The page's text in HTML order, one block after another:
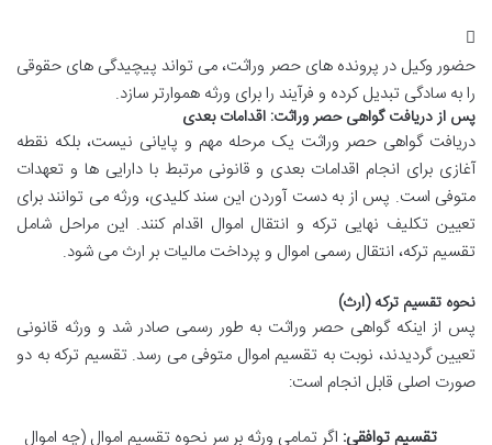
حضور وکیل در پرونده های حصر وراثت، می تواند پیچیدگی های حقوقی
را به سادگی تبدیل کرده و فرآیند را برای ورثه هموارتر سازد.
پس از دریافت گواهی حصر وراثت: اقدامات بعدی
دریافت گواهی حصر وراثت یک مرحله مهم و پایانی نیست، بلکه نقطه
آغازی برای انجام اقدامات بعدی و قانونی مرتبط با دارایی ها و تعهدات
متوفی است. پس از به دست آوردن این سند کلیدی، ورثه می توانند برای
تعیین تکلیف نهایی ترکه و انتقال اموال اقدام کنند. این مراحل شامل
تقسیم ترکه، انتقال رسمی اموال و پرداخت مالیات بر ارث می شود.
نحوه تقسیم ترکه (ارث)
پس از اینکه گواهی حصر وراثت به طور رسمی صادر شد و ورثه قانونی
تعیین گردیدند، نوبت به تقسیم اموال متوفی می رسد. تقسیم ترکه به دو
صورت اصلی قابل انجام است:
تقسیم توافقی: اگر تمامی ورثه بر سر نحوه تقسیم اموال (چه اموال